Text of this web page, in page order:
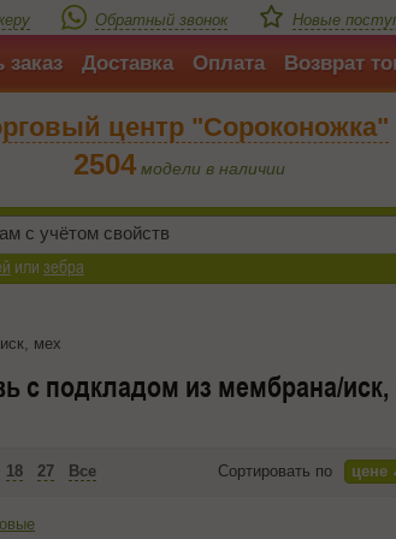
илизебра
Обратный звонок Новые
заказ Доставка Оплата Возврат
центр "Сороконожка"
2504 модели в наличии
мех
с подкладом из мембрана/
18 27 Все Сортировать по цене